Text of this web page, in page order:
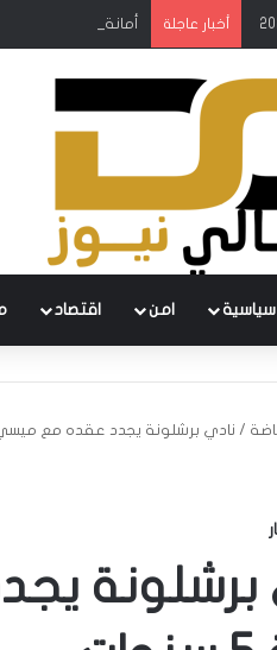
أخبار عاجلة أمانة بغداد: إطلاق
سياسية امن اقتصاد
/ نادي برشلونة يجدد عقده مع ميسي لمدة
برشلونة